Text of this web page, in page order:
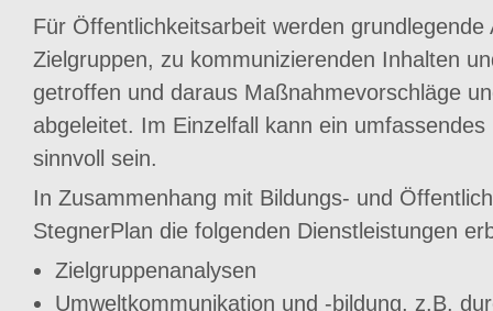
Für Öffentlichkeitsarbeit werden
Zielgruppen, zu kommunizierenden Inhalten
getroffen und daraus Maßnahmevorschläge
abgeleitet. Im Einzelfall kann ein
sinnvoll sein.
In Zusammenhang mit Bildungs- und
StegnerPlan die folgenden Dienstleistungen
Zielgruppenanalysen
Umweltkommunikation und -bildung, z.B.